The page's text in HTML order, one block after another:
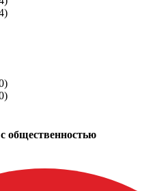
общественностью